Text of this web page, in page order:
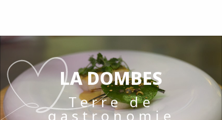
principal
LA DOMBES
Terre de
gastronomie